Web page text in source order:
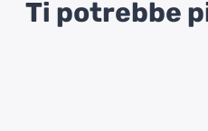
Ti potrebbe